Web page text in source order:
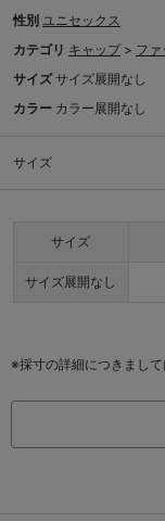
性別 ユニセックス
カテゴリ キャップ > フ
サイズ サイズ展開なし
カラー カラー展開なし
サイズ
サイズ
サイズ展開なし
※採寸の詳細につきまして